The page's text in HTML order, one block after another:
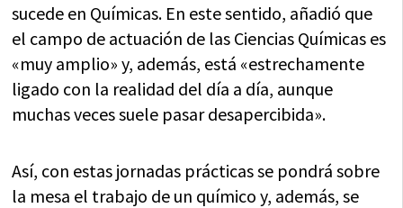
sucede en Químicas. En este sentido, añadió que
el campo de actuación de las Ciencias Químicas es
«muy amplio» y, además, está «estrechamente
ligado con la realidad del día a día, aunque
muchas veces suele pasar desapercibida».
Así, con estas jornadas prácticas se pondrá sobre
la mesa el trabajo de un químico y, además, se